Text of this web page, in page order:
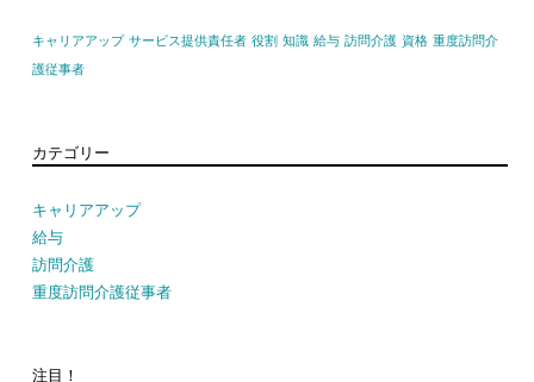
キャリアアップ サービス提供責任者 役割 知識 給与 訪問介護 資格 重度訪問介
護従事者
カテゴリー
キャリアアップ
給与
訪問介護
重度訪問介護従事者
注目！